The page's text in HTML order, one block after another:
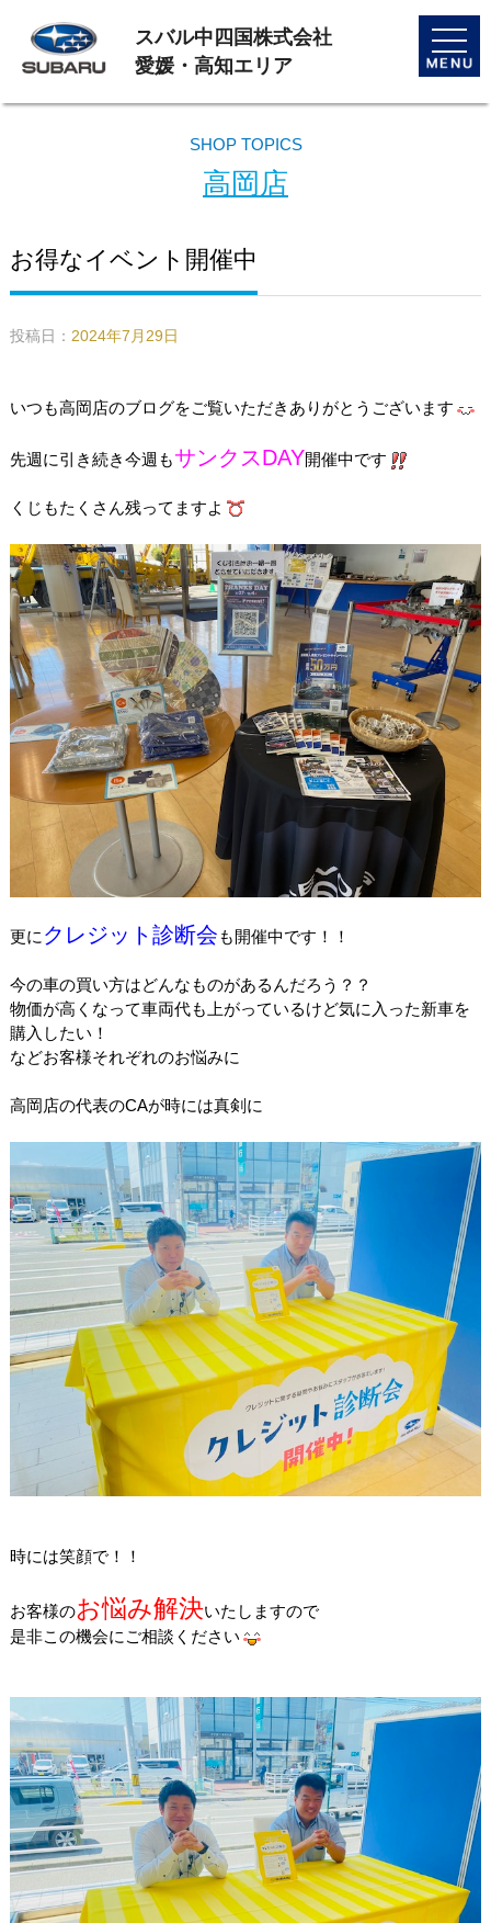
toggle
スバル中四国株式会社
愛媛・高知エリア
SHOP TOPICS
高岡店
お得なイベント開催中
投稿日： 2024年7月29日
いつも高岡店のブログをご覧いただきありがとうございます
先週に引き続き今週もサンクスDAY開催中です
くじもたくさん残ってますよ
更に クレジット診断会も開催中です！！
今の車の買い方はどんなものがあるんだろう？？
物価が高くなって車両代も上がっているけど気に入った新車を
購入したい！
などお客様それぞれのお悩みに
高岡店の代表のCAが時には真剣に
時には笑顔で！！
お客様のお悩み解決いたしますので
是非この機会にご相談ください